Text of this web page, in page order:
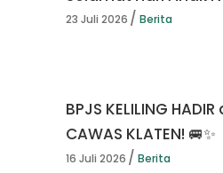
23 Juli 2026 Berita
BPJS KELILING HADIR
CAWAS KLATEN! 🚐✨
16 Juli 2026 Berita